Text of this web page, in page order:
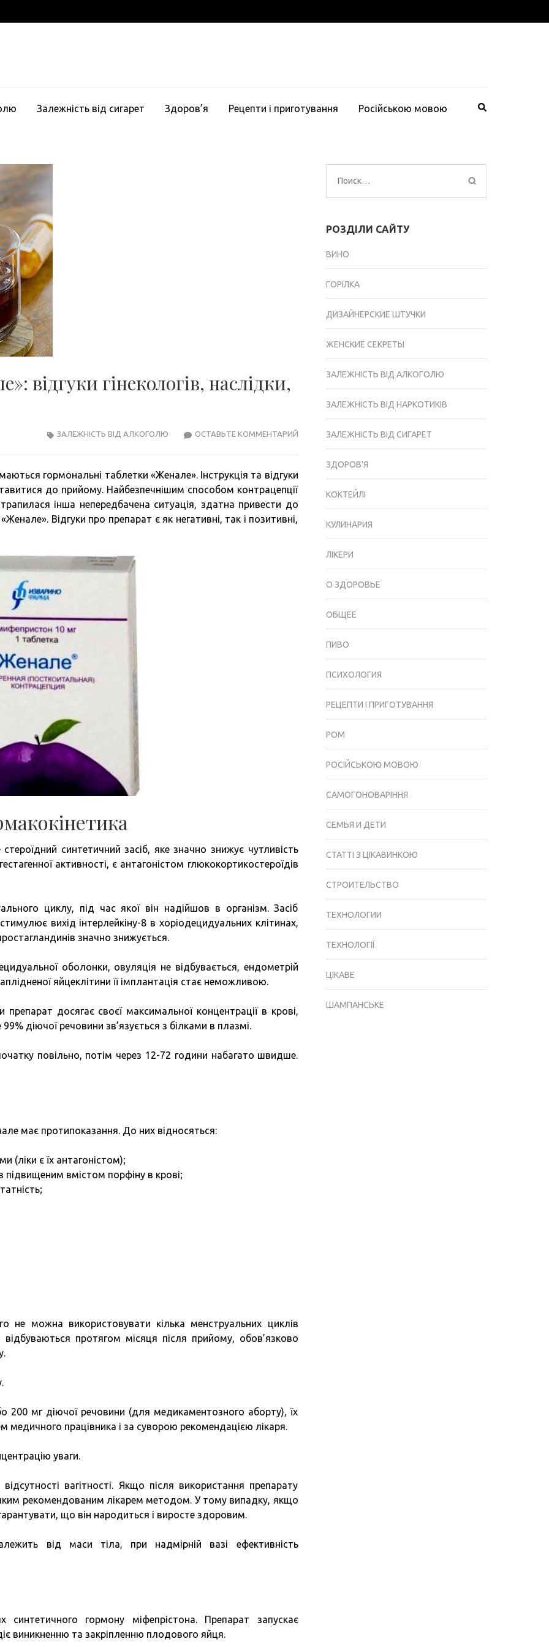
Залежність від сигарет Здоров’я Рецепти і приготування Російською мовою
відгуки гінекологів, наслідки,
ОСТАВЬТЕ КОММЕНТАРИЙ ПРОТИПОКАЗАННЯ
«ЖЕНАЛЕ»:
ВІДГУКИ
ГІНЕКОЛОГІВ,
НАСЛІДКИ,
ІНСТРУКЦІЯ
ЗАЛЕЖНІСТЬ ВІД АЛКОГОЛЮ
гормональні таблетки «Женале». Інструкція та відгуки
до прийому. Найбезпечнішим способом контрацепції
інша непередбачена ситуація, здатна привести до
Відгуки про препарат є як негативні, так і позитивні,
синтетичний засіб, яке значно знижує чутливість
активності, є антагоністом глюкокортикостероїдів
циклу, під час якої він надійшов в організм. Засіб
вихід інтерлейкіну-8 в хоріодецидуальних клітинах,
значно знижується.
оболонки, овуляція не відбувається, ендометрій
яйцеклітини її імплантація стає неможливою.
досягає своєї максимальної концентрації в крові,
діючої речовини зв’язується з білками в плазмі.
повільно, потім через 12-72 години набагато швидше.
має протипоказання. До них відносяться:
(ліки є їх антагоністом);
підвищеним вмістом порфіну в крові;
не можна використовувати кілька менструальних циклів
протягом місяця після прийому, обов’язково
200 мг діючої речовини (для медикаментозного аборту), їх
медичного працівника і за суворою рекомендацією лікаря.
уваги.
вагітності. Якщо після використання препарату
яким рекомендованим лікарем методом. У тому випадку, якщо
що він народиться і виросте здоровим.
від маси тіла, при надмірній вазі ефективність
синтетичного гормону міфепрістона. Препарат запускає
виникненню та закріпленню плодового яйця.
Найти:
РОЗДІЛИ САЙТУ
ВИНО
ГОРІЛКА
ДИЗАЙНЕРСКИЕ ШТУЧКИ
ЖЕНСКИЕ СЕКРЕТЫ
ЗАЛЕЖНІСТЬ ВІД АЛКОГОЛЮ
ЗАЛЕЖНІСТЬ ВІД НАРКОТИКІВ
ЗАЛЕЖНІСТЬ ВІД СИГАРЕТ
ЗДОРОВ'Я
КОКТЕЙЛІ
КУЛИНАРИЯ
ЛІКЕРИ
О ЗДОРОВЬЕ
ОБЩЕЕ
ПИВО
ПСИХОЛОГИЯ
РЕЦЕПТИ І ПРИГОТУВАННЯ
РОМ
РОСІЙСЬКОЮ МОВОЮ
САМОГОНОВАРІННЯ
СЕМЬЯ И ДЕТИ
СТАТТІ З ЦІКАВИНКОЮ
СТРОИТЕЛЬСТВО
ТЕХНОЛОГИИ
ТЕХНОЛОГІЇ
ЦІКАВЕ
ШАМПАНСЬКЕ